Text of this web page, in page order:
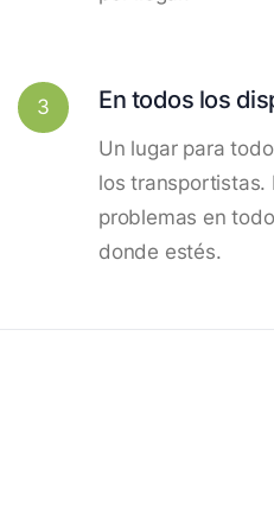
3 En todos los
Un lugar para
los transportistas.
problemas en
donde estés.